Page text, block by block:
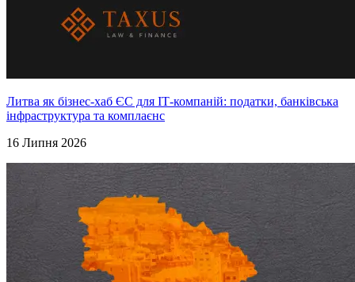
Литва як бізнес-хаб ЄС для ІТ-компаній: податки, банківська
інфраструктура та комплаєнс
16 Липня 2026